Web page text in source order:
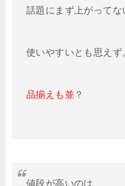
話題にまず上がってな
使いやすいとも思えず
品揃えも並 ？
値段が高いのは